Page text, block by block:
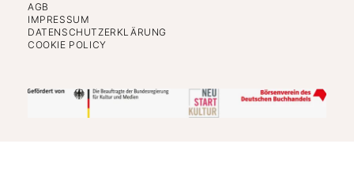
AGB
IMPRESSUM
DATENSCHUTZERKLÄRUNG
COOKIE POLICY